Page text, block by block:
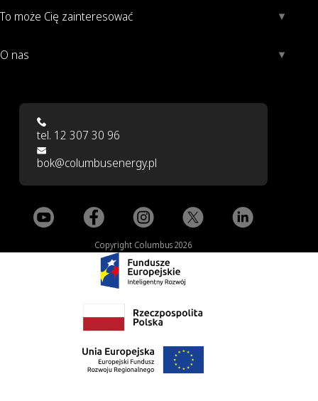
To może Cię zainteresować
O nas
tel. 12 307 30 96
bok@columbusenergy.pl
Copyright Columbus 2026